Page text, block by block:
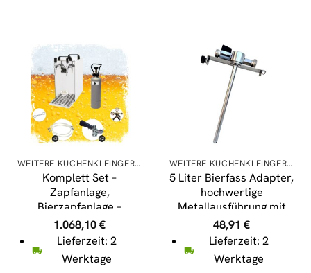
WEITERE KÜCHENKLEINGERÄTE
Komplett Set –
Zapfanlage,
Bierzapfanlage –
Kontakt 40 2-leitig
Trockenkühler,
Durchlaufkühler 50
Liter/h, Green Line,
1.068,10€
Lieferzeit: 2
Werktage
WEITERE KÜCHENKLEINGERÄTE
5 Liter Bierfass Adapter,
hochwertige
Metallausführung mit
Bierabstellhahn
48,91 €
Lieferzeit: 2
Werktage